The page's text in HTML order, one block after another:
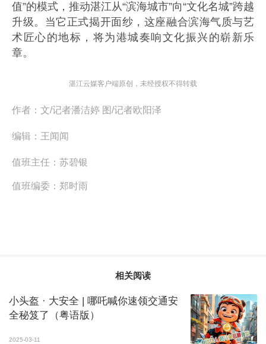
值”的模式，推动湛江从“滨海城市”向“文化名城”跨越
升级。当它正式揭开面纱，这座融合滨海气质与艺
术匠心的地标，将为港城奏响文化振兴的崭新乐
章。
湛江云媒客户端原创，未经授权不得转载
作者： 文/记者潘洁婷 图/记者欧阳泽
编辑： 王闻闻
值班主任： 苏碧银
值班编委： 郑时雨
相关阅读
小头盔 · 大安全 | 哪吒喊你速领交通安
全秘笈了（粤语版）
2025-03-11